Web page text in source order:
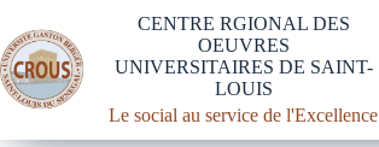
CENTRE RGIONAL DES
OEUVRES
UNIVERSITAIRES DE SAINT-
LOUIS
Le social au service de l'Excellence